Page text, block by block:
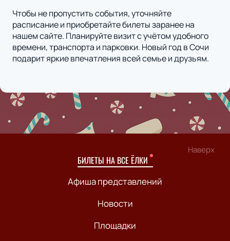
Чтобы не пропустить события, уточняйте
расписание и приобретайте билеты заранее на
нашем сайте. Планируйте визит с учётом удобного
времени, транспорта и парковки. Новый год в Сочи
подарит яркие впечатления всей семье и друзьям.
Наверх
БИЛЕТЫ НА ВСЕ ЁЛКИ
Афиша представлений
Новости
Площадки